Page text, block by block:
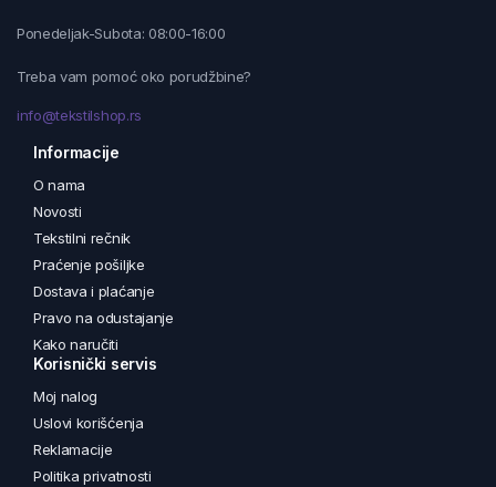
Ponedeljak-Subota: 08:00-16:00
Treba vam pomoć oko porudžbine?
info@tekstilshop.rs
Informacije
O nama
Novosti
Tekstilni rečnik
Praćenje pošiljke
Dostava i plaćanje
Pravo na odustajanje
Kako naručiti
Korisnički servis
Moj nalog
Uslovi korišćenja
Reklamacije
Politika privatnosti